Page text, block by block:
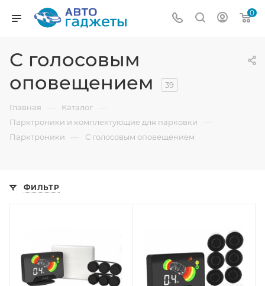
0
С голосовым
оповещением
39
Главная — Каталог —
Парктроники и комплектующие для парковки —
Парктроники — С голосовым оповещением
ФИЛЬТР